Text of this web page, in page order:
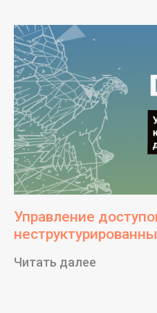
Управление
Читать далее